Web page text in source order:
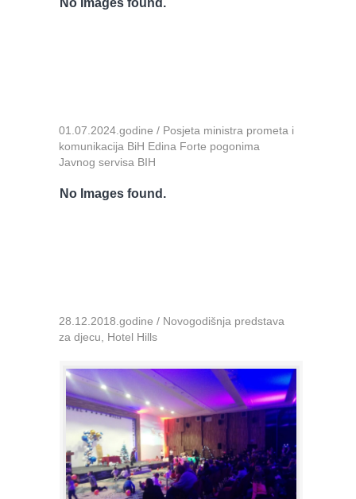
01.07.2024.godine / Posjeta ministra prometa i
komunikacija BiH Edina Forte pogonima
Javnog servisa BIH
No Images found.
28.12.2018.godine / Novogodišnja predstava
za djecu, Hotel Hills